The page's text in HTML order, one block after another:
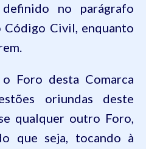
no parágrafo
Civil, enquanto
Foro desta Comarca
oriundas deste
qualquer outro Foro,
que seja, tocando à